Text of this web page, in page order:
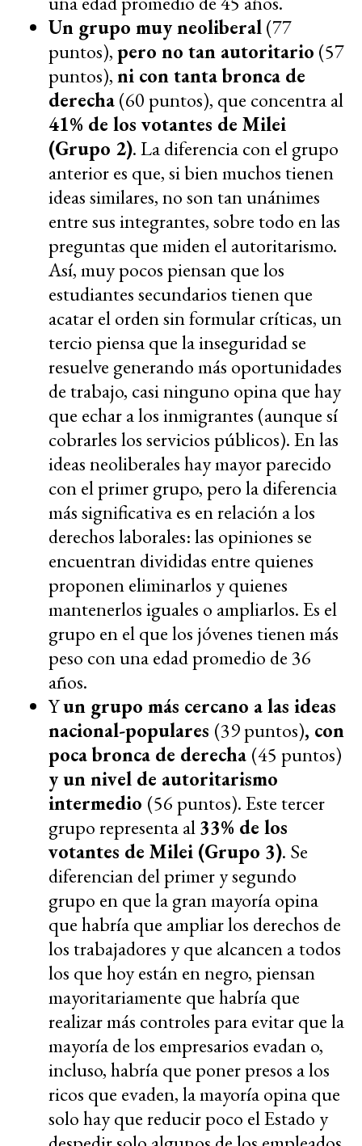
Un grupo muy neoliberal(77
puntos),pero no tan autoritario (57
puntos),ni con tanta bronca de
derecha(60 puntos), que concentra al
41% de los votantes de Milei
(Grupo 2). La diferencia con el grupo
anterior es que, si bien muchos tienen
ideas similares, no son tan unánimes
entre sus integrantes, sobre todo en las
preguntas que miden el autoritarismo.
Así, muy pocos piensan que los
estudiantes secundarios tienen que
acatar el orden sin formular críticas, un
tercio piensa que la inseguridad se
resuelve generando más oportunidades
de trabajo, casi ninguno opina que hay
que echar a los inmigrantes (aunque sí
cobrarles los servicios públicos). En las
ideas neoliberales hay mayor parecido
con el primer grupo, pero la diferencia
más significativa es en relación a los
derechos laborales: las opiniones se
encuentran divididas entre quienes
proponen eliminarlos y quienes
mantenerlos iguales o ampliarlos. Es el
grupo en el que los jóvenes tienen más
peso con una edad promedio de 36
años.
Yun grupo más cercano a las ideas
nacional-populares (39 puntos), con
poca bronca de derecha (45 puntos)
y un nivel de autoritarismo
intermedio (56 puntos). Este tercer
grupo representa al33% de los
votantes de Milei (Grupo 3). Se
diferencian del primer y segundo
grupo en que la gran mayoría opina
que habría que ampliar los derechos de
los trabajadores y que alcancen a todos
los que hoy están en negro, piensan
mayoritariamente que habría que
realizar más controles para evitar que la
mayoría de los empresarios evadan o,
incluso, habría que poner presos a los
ricos que evaden, la mayoría opina que
solo hay que reducir poco el Estado y